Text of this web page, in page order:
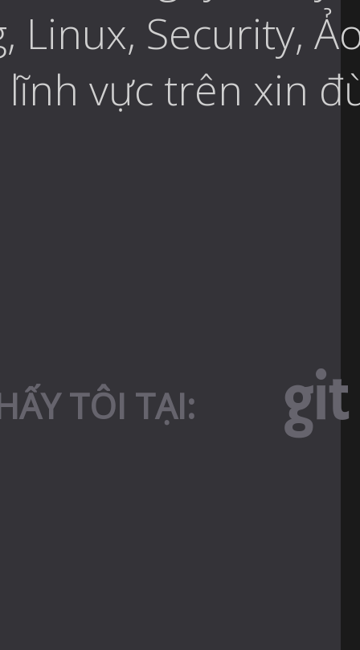
Linux, Security,
vực trên xin
TÔI TẠI: